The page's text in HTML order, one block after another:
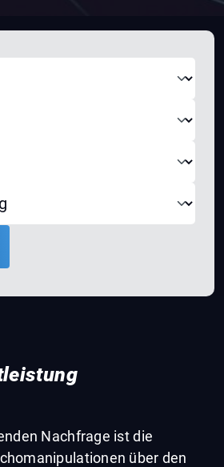
Nachfrage ist die
über den